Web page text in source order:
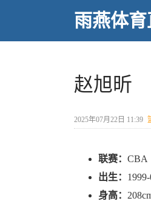
雨燕体
赵旭昕
2025年07月22日 11:39
联赛： CBA
出生：
身高：